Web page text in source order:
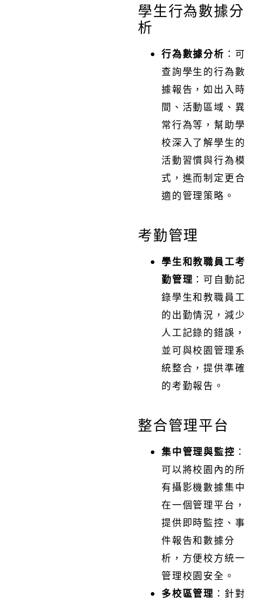
學生行為數據分
析
行為數據分析 ：可
查詢學生的行為數
據報告，如出入時
間、活動區域、異
常行為等，幫助學
校深入了解學生的
活動習慣與行為模
式，進而制定更合
適的管理策略。
考勤管理
學生和教職員工考
勤管理 ：可自動記
錄學生和教職員工
的出勤情況，減少
人工記錄的錯誤，
並可與校園管理系
統整合，提供準確
的考勤報告。
整合管理平台
集中管理與監控 ：
可以將校園內的所
有攝影機數據集中
在一個管理平台，
提供即時監控、事
件報告和數據分
析，方便校方統一
管理校園安全。
多校區管理 ：針對